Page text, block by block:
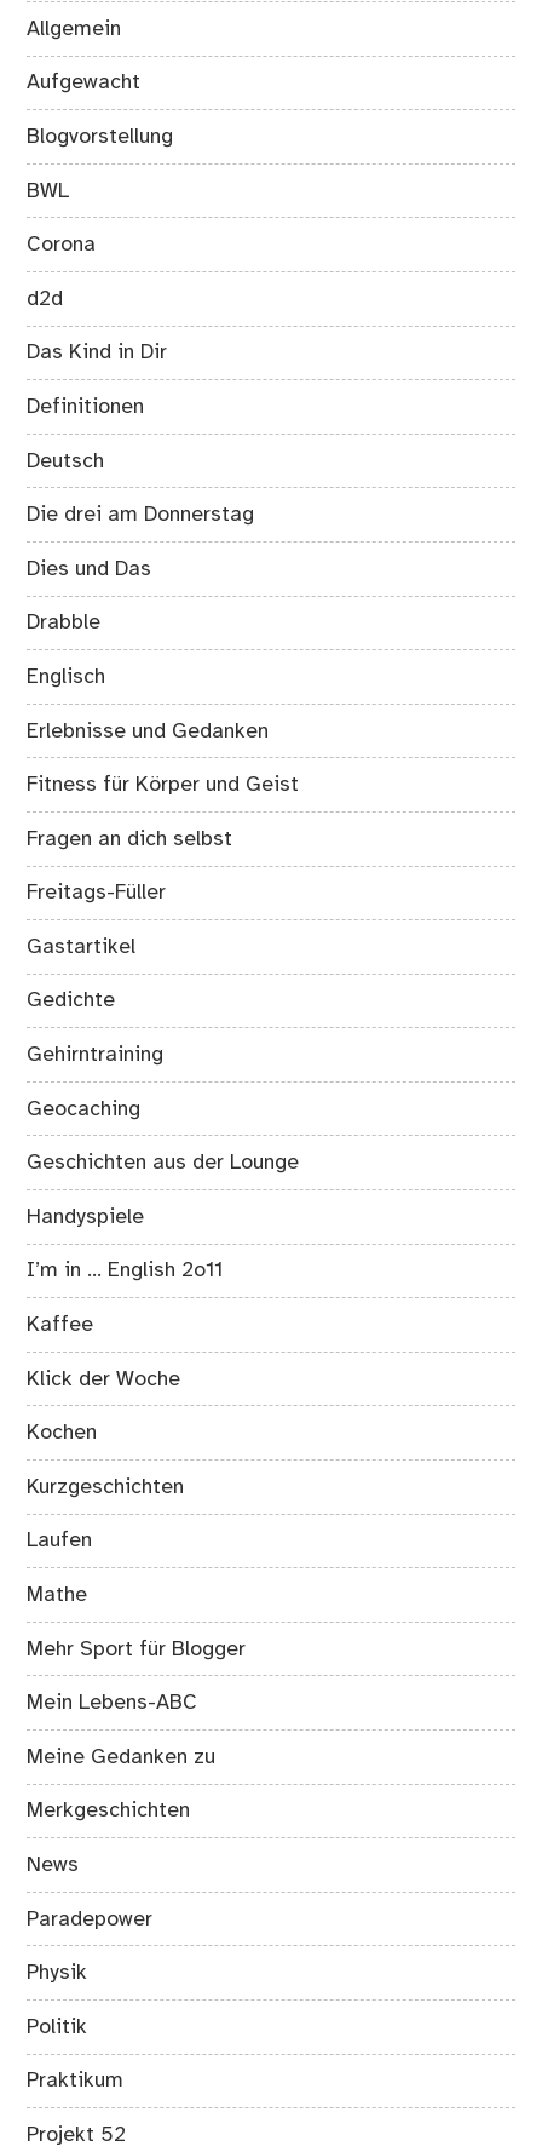
Allgemein
Aufgewacht
Blogvorstellung
BWL
Corona
d2d
Das Kind in Dir
Definitionen
Deutsch
Die drei am Donnerstag
Dies und Das
Drabble
Englisch
Erlebnisse und Gedanken
Fitness für Körper und Geist
Fragen an dich selbst
Freitags-Füller
Gastartikel
Gedichte
Gehirntraining
Geocaching
Geschichten aus der Lounge
Handyspiele
I’m in … English 2o11
Kaffee
Klick der Woche
Kochen
Kurzgeschichten
Laufen
Mathe
Mehr Sport für Blogger
Mein Lebens-ABC
Meine Gedanken zu
Merkgeschichten
News
Paradepower
Physik
Politik
Praktikum
Projekt 52